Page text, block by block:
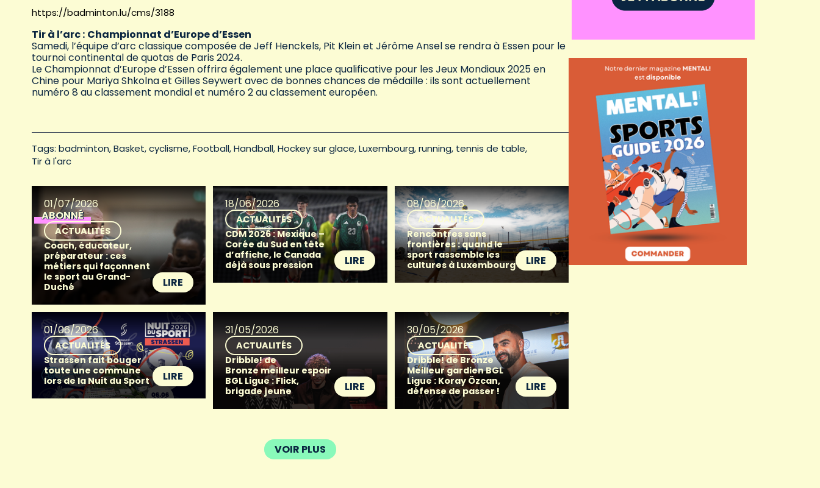
https://badminton.lu/cms/3188
Tir à l’arc : Championnat d’Europe d’Essen
Samedi, l’équipe d’arc classique composée de Jeff Henckels, Pit Klein et Jérôme Ansel se rendra à Essen pour le
tournoi continental de quotas de Paris 2024.
Le Championnat d’Europe d’Essen offrira également une place qualificative pour les Jeux Mondiaux 2025 en
Chine pour Mariya Shkolna et Gilles Seywert avec de bonnes chances de médaille : ils sont actuellement
numéro 8 au classement mondial et numéro 2 au classement européen.
Tags: badminton Basket cyclisme Football Handball Hockey sur glace Luxembourg running tennis de table
Tir à l'arc
01/07/2026
ABONNÉ
ACTUALITÉS
Coach, éducateur,
préparateur : ces
métiers qui façonnent
le sport au Grand-
Duché
LIRE
18/06/2026
ACTUALITÉS
CDM 2026 : Mexique –
Corée du Sud en tête
d’affiche, le Canada
déjà sous pression
LIRE
08/06/2026
ACTUALITÉS
Rencontres sans
frontières : quand le
sport rassemble les
cultures à Luxembourg
LIRE
01/06/2026
ACTUALITÉS
Strassen fait bouger
toute une commune
lors de la Nuit du Sport
LIRE
31/05/2026
ACTUALITÉS
Dribble! de
Bronze meilleur espoir
BGL Ligue : Flick,
brigade jeune
LIRE
30/05/2026
ACTUALITÉS
Dribble! de Bronze
Meilleur gardien BGL
Ligue : Koray Özcan,
défense de passer !
LIRE
VOIR PLUS